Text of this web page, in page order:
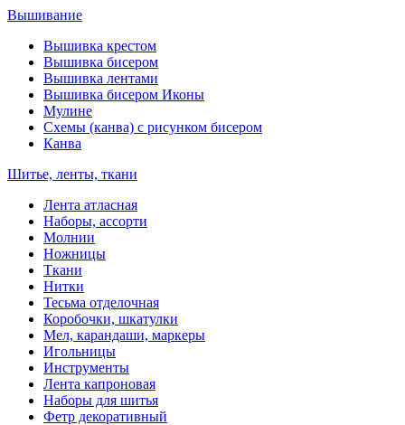
Вышивание
Вышивка крестом
Вышивка бисером
Вышивка лентами
Вышивка бисером Иконы
Мулине
Схемы (канва) с рисунком бисером
Канва
Шитье, ленты, ткани
Лента атласная
Наборы, ассорти
Молнии
Ножницы
Ткани
Нитки
Тесьма отделочная
Коробочки, шкатулки
Мел, карандаши, маркеры
Игольницы
Инструменты
Лента капроновая
Наборы для шитья
Фетр декоративный